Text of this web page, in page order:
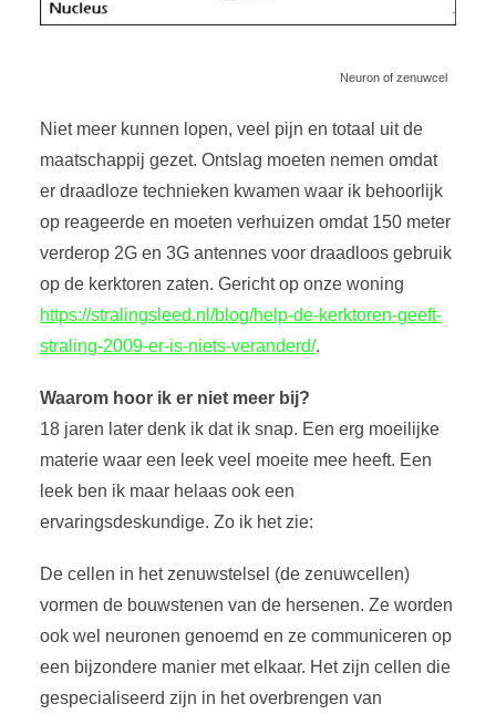
Neuron of zenuwcel
Niet meer kunnen lopen, veel pijn en totaal uit de
maatschappij gezet. Ontslag moeten nemen omdat
er draadloze technieken kwamen waar ik behoorlijk
op reageerde en moeten verhuizen omdat 150 meter
verderop 2G en 3G antennes voor draadloos gebruik
op de kerktoren zaten. Gericht op onze woning
https://stralingsleed.nl/blog/help-de-kerktoren-geeft-
straling-2009-er-is-niets-veranderd/.
Waarom hoor ik er niet meer bij?
18 jaren later denk ik dat ik snap. Een erg moeilijke
materie waar een leek veel moeite mee heeft. Een
leek ben ik maar helaas ook een
ervaringsdeskundige. Zo ik het zie:
De cellen in het zenuwstelsel (de zenuwcellen)
vormen de bouwstenen van de hersenen. Ze worden
ook wel neuronen genoemd en ze communiceren op
een bijzondere manier met elkaar. Het zijn cellen die
gespecialiseerd zijn in het overbrengen van